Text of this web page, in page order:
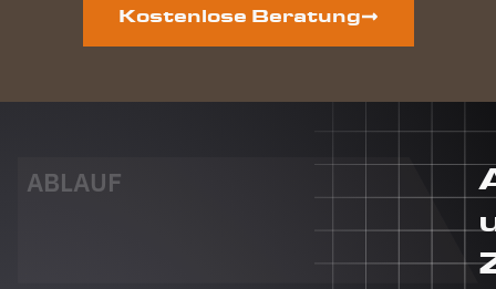
Grundstücksseite
Zaun
geplant.
wird auf
Berg
Kostenlose Beratung
ABLAUF